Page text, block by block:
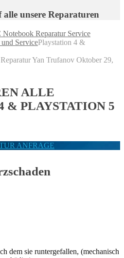
unsere Reparaturen
Reparatur Service
ServicePlaystation 4 &
Yan Trufanov Oktober 29,
ALLE
& PLAYSTATION 5
ANFRAGE
dem sie runtergefallen, (mechanisch